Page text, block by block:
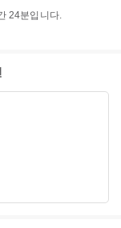
24분입니다.